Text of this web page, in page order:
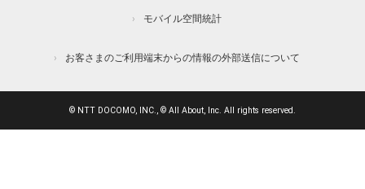
モバイル空間統計
お客さまのご利用端末からの情報の外部送信について
© NTT DOCOMO, INC., © All About, Inc. All rights reserved.